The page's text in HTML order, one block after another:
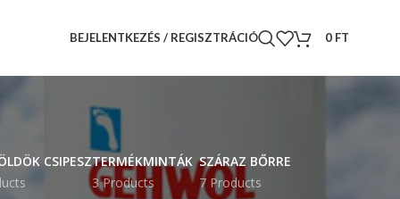
BEJELENTKEZÉS / REGISZTRÁCIÓ 0 FT
CSIPESZTERMÉKMINTÁK
3 Products
SZÁRAZ BŐRRE
7 Products